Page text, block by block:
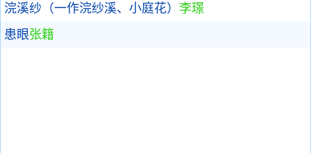
浣溪纱（一作浣纱溪、小庭花） 李璟
患眼张籍